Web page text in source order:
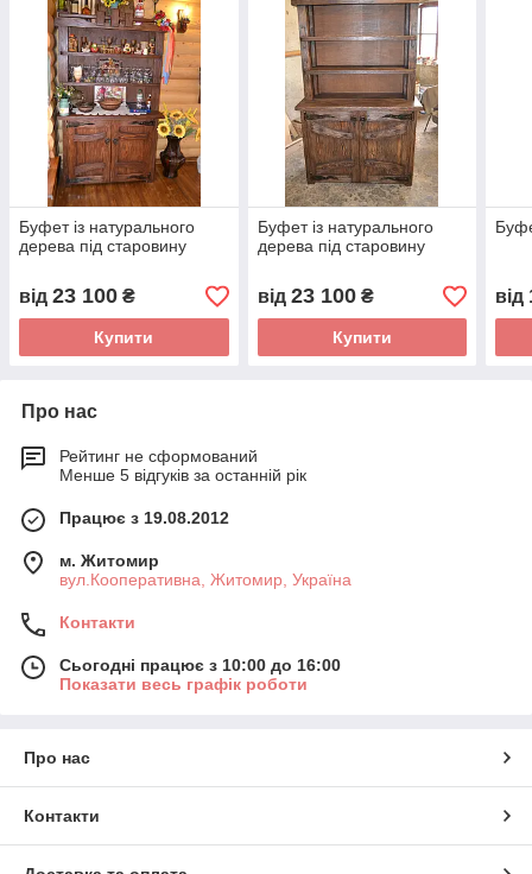
Буфет із натурального
дерева під старовину
від 23 100 ₴
Купити
Буфет із натурального
дерева під старовину
від 23 100₴
Купити
від
Про нас
Рейтинг не сформований
Менше 5 відгуків за останній рік
Працює з 19.08.2012
м. Житомир
вул.Кооперативна, Житомир, Україна
Контакти
Сьогодні працює з 10:00 до 16:00
Показати весь графік роботи
Про нас
Контакти